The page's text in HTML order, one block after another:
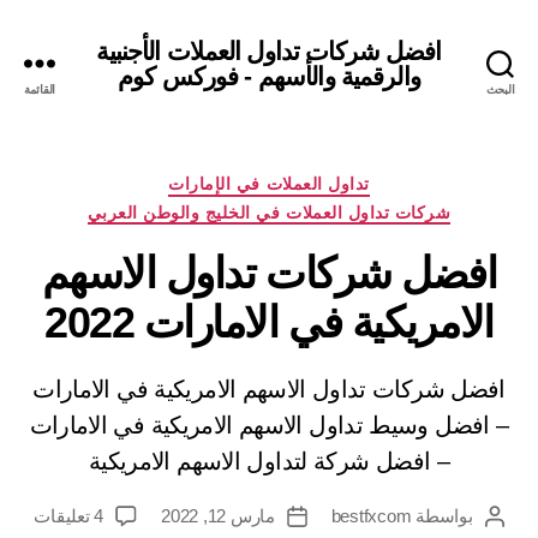
البحث
افضل شركات تداول العملات الأجنبية
والرقمية والأسهم - فوركس كوم
القائمة
التصنيفات
تداول العملات في الإمارات
شركات تداول العملات في الخليج والوطن العربي
افضل شركات تداول الاسهم
الامريكية في الامارات 2022
افضل شركات تداول الاسهم الامريكية في الامارات
– افضل وسيط تداول الاسهم الامريكية في الامارات
– افضل شركة لتداول الاسهم الامريكية
كاتببواسطة bestfxcom
تاريخمارس 12, 2022 4 تعليقات
على